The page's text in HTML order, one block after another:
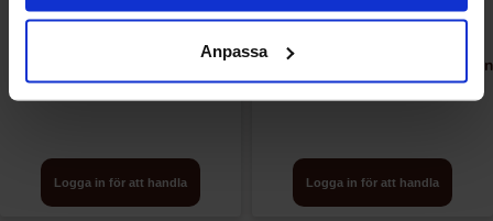
Anpassa
OHO Snacks Mexicana 50g x
30st
Logga in för att handla
OHO Snacks Sourcream & Onion
50g x 30st
Logga in för att handla